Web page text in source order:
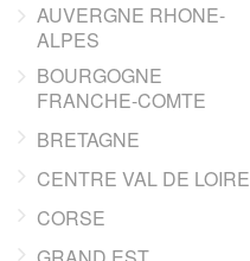
AUVERGNE RHONE-
ALPES
BOURGOGNE
FRANCHE-COMTE
BRETAGNE
CENTRE VAL DE LOIRE
CORSE